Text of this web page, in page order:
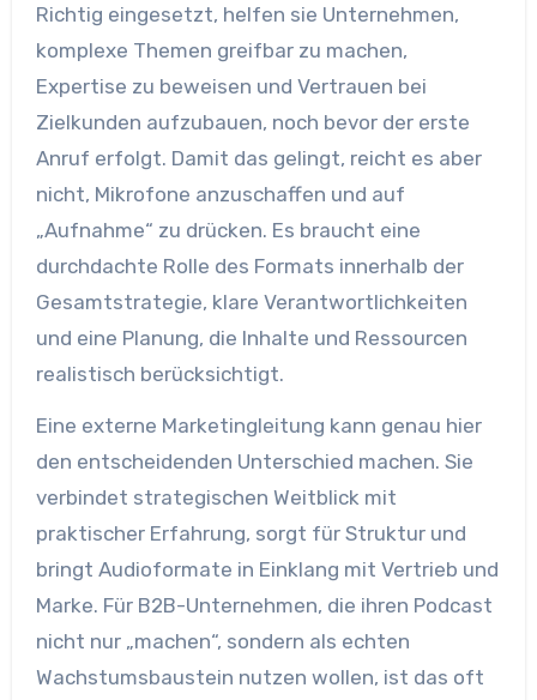
Richtig eingesetzt, helfen sie Unternehmen,
komplexe Themen greifbar zu machen,
Expertise zu beweisen und Vertrauen bei
Zielkunden aufzubauen, noch bevor der erste
Anruf erfolgt. Damit das gelingt, reicht es aber
nicht, Mikrofone anzuschaffen und auf
„Aufnahme“ zu drücken. Es braucht eine
durchdachte Rolle des Formats innerhalb der
Gesamtstrategie, klare Verantwortlichkeiten
und eine Planung, die Inhalte und Ressourcen
realistisch berücksichtigt.
Eine externe Marketingleitung kann genau hier
den entscheidenden Unterschied machen. Sie
verbindet strategischen Weitblick mit
praktischer Erfahrung, sorgt für Struktur und
bringt Audioformate in Einklang mit Vertrieb und
Marke. Für B2B-Unternehmen, die ihren Podcast
nicht nur „machen“, sondern als echten
Wachstumsbaustein nutzen wollen, ist das oft